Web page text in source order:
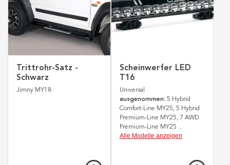
Trittrohr-Satz -
Schwarz
Jimny MY18
Scheinwerfer LED
T16
Universal
ausgenommen: 5 Hybrid
Comfort-Line MY25, 5 Hybrid
Premium-Line MY25, 7 AWD
Premium-Line MY25 ...
Alle Modelle anzeigen